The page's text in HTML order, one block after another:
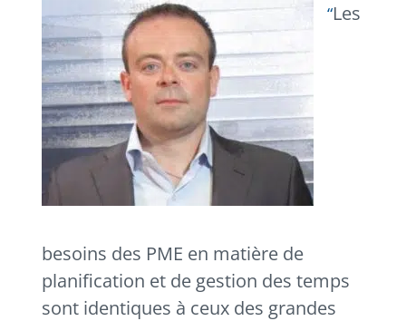
Les
besoins des PME en matière de
planification et de gestion des temps
sont identiques à ceux des grandes